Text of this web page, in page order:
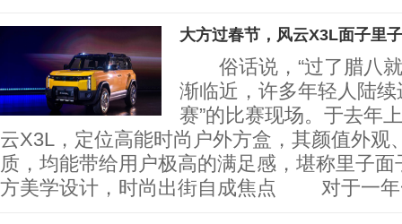
大方过春节，风云X3L面子里
俗话说，“过了腊八就
渐临近，许多年轻人陆续
赛”的比赛现场。于去年
云X3L，定位高能时尚户外方盒，其颜值外观
质，均能带给用户极高的满足感，堪称里
方美学设计，时尚出街自成焦点 对于一年